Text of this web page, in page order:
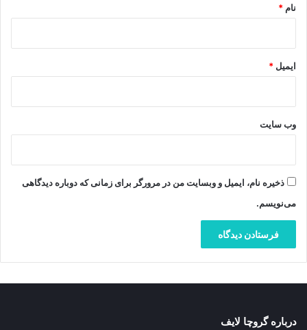
نام *
ایمیل *
وب‌ سایت
ذخیره نام، ایمیل و وبسایت من در مرورگر برای زمانی که دوباره دیدگاهی
می‌نویسم.
درباره گروچا لایف